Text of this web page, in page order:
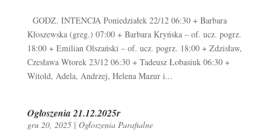
GODZ. INTENCJA Poniedziałek 22/12 06:30 + Barbara
Kłoszewska (greg.) 07:00 + Barbara Kryńska – of. ucz. pogrz.
18:00 + Emilian Olszański – of. ucz. pogrz. 18:00 + Zdzisław,
Czesława Wtorek 23/12 06:30 + Tadeusz Łobasiuk 06:30 +
Witold, Adela, Andrzej, Helena Mazur i...
Ogłoszenia 21.12.2025r
gru 20, 2025| Ogłoszenia Parafialne